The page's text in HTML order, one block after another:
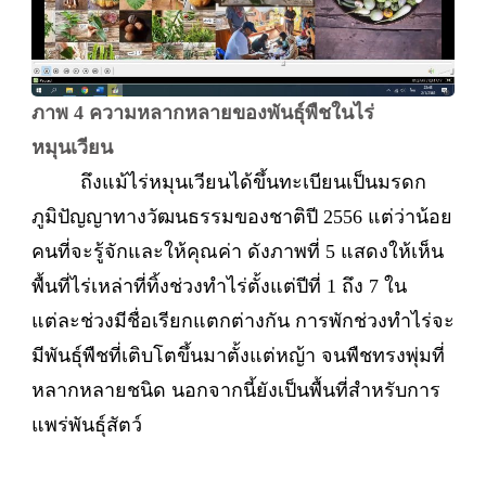
ภาพ 4 ความหลากหลายของพันธุ์พืชในไร่
หมุนเวียน
ถึงแม้ไร่หมุนเวียนได้ขึ้นทะเบียนเป็นมรดก
ภูมิปัญญาทางวัฒนธรรมของชาติปี 2556 แต่ว่าน้อย
คนที่จะรู้จักและให้คุณค่า ดังภาพที่ 5 แสดงให้เห็น
พื้นที่ไร่เหล่าที่ทิ้งช่วงทำไร่ตั้งแต่ปีที่ 1 ถึง 7 ใน
แต่ละช่วงมีชื่อเรียกแตกต่างกัน การพักช่วงทำไร่จะ
มีพันธุ์พืชที่เติบโตขึ้นมาตั้งแต่หญ้า จนพืชทรงพุ่มที่
หลากหลายชนิด นอกจากนี้ยังเป็นพื้นที่สำหรับการ
แพร่พันธุ์สัตว์